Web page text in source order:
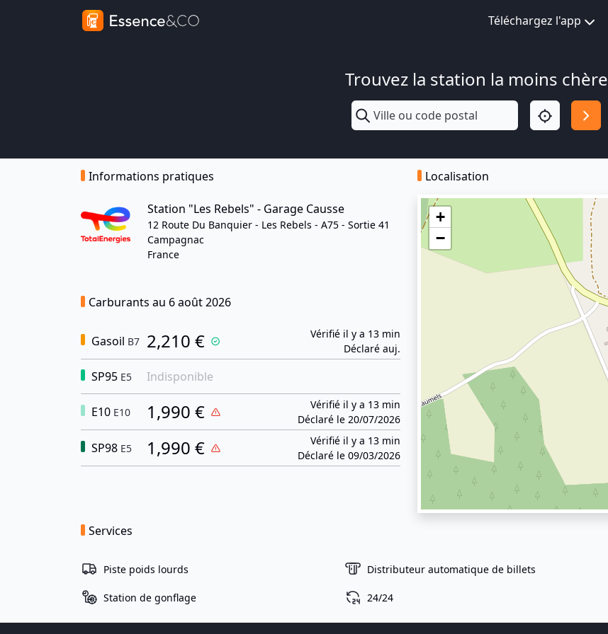
Téléchargez l'app
Trouvez la station la moins chère
Informations pratiques
Station "Les Rebels" - Garage Causse
12 Route Du Banquier - Les Rebels - A75 - Sortie 41
Campagnac
France
Carburants au 6 août 2026
Gasoil B7 2,210 €
Vérifié il y a 13 min
Déclaré auj.
SP95 E5 Indisponible
E10 E10 1,990 €
Vérifié il y a 13 min
Déclaré le 20/07/2026
SP98 E5 1,990 €
Vérifié il y a 13 min
Déclaré le 09/03/2026
Localisation
+
−
Services
Piste poids lourds Distributeur automatique de billets
Station de gonflage 24/24